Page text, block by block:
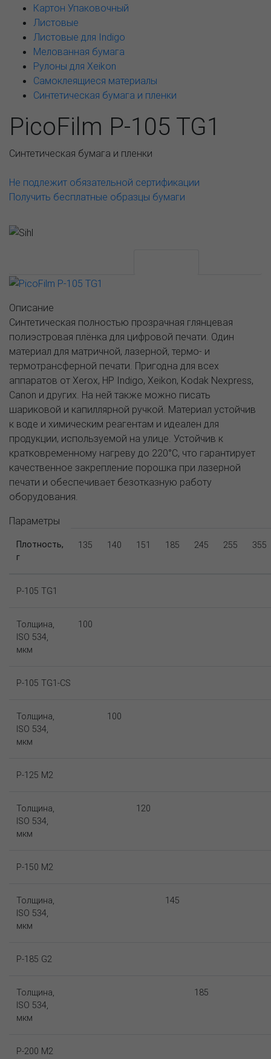
Картон Упаковочный
Листовые
Листовые для Indigo
Мелованная бумага
Рулоны для Xeikon
Самоклеящиеся материалы
Синтетическая бумага и пленки
PicoFilm P-105 TG1
Синтетическая бумага и пленки
Не подлежит обязательной сертификации
Получить бесплатные образцы бумаги
Описание
Синтетическая полностью прозрачная глянцевая
полиэстровая плёнка для цифровой печати. Один
материал для матричной, лазерной, термо- и
термотрансферной печати. Пригодна для всех
аппаратов от Xerox, HP Indigo, Xeikon, Kodak Nexpress,
Canon и других. На ней также можно писать
шариковой и капиллярной ручкой. Материал устойчив
к воде и химическим реагентам и идеален для
продукции, используемой на улице. Устойчив к
кратковременному нагреву до 220°С, что гарантирует
качественное закрепление порошка при лазерной
печати и обеспечивает безотказную работу
оборудования.
Параметры
Плотность,
г
135 140 151 185 245 255 355
P-105 TG1
Толщина,
ISO 534,
мкм
100
P-105 TG1-CS
Толщина,
ISO 534,
мкм
100
P-125 M2
Толщина,
ISO 534,
мкм
120
P-150 M2
Толщина,
ISO 534,
мкм
145
P-185 G2
Толщина,
ISO 534,
мкм
185
P-200 M2